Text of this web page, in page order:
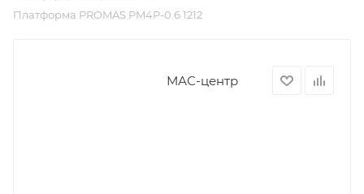
Платформа PROMAS PM4P-0.6 1212
МАС-центр